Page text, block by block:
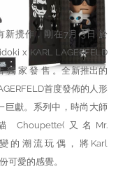
新攪作，剛在7月 3日 於
x KARL LAGERFELD
獨 家 發 售 。全新推出的
首度發佈的人形
巨獻。系列中，時尚大師
Choupette(又名Mr.
的潮流玩偶，將Karl
可愛的感覺。